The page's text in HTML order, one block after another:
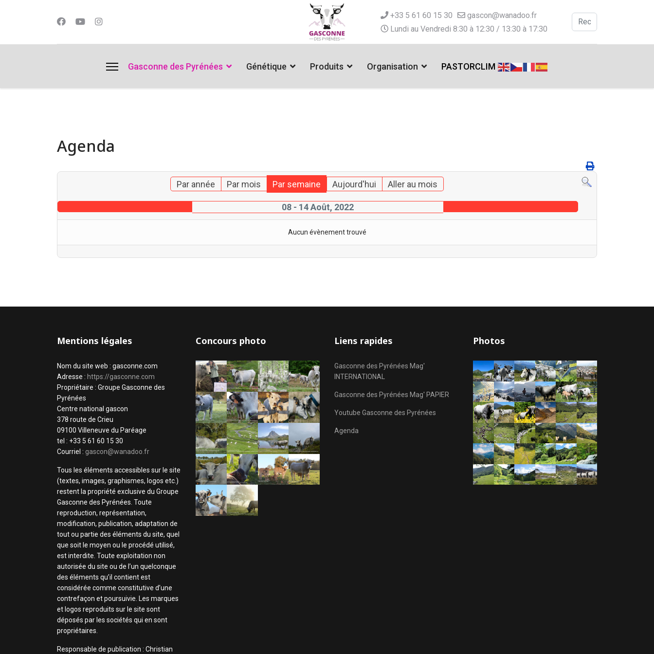
+33 5 61 60 15 30
gascon@wanadoo.fr
Lundi au Vendredi 8:30 à 12:30 / 13:30 à 17:30
Valider
Gasconne des Pyrénées Génétique Produits Organisation PASTORCLIM
Agenda
Par année Par mois Par semaine Aujourd'hui Aller au mois
08 - 14 Août, 2022
Aucun évènement trouvé
Mentions légales
Nom du site web : gasconne.com
Adresse : https://gasconne.com
Propriétaire : Groupe Gasconne des
Pyrénées
Centre national gascon
378 route de Crieu
09100 Villeneuve du Paréage
tel : +33 5 61 60 15 30
Courriel : gascon@wanadoo.fr
Tous les éléments accessibles sur le site
(textes, images, graphismes, logos etc.)
restent la propriété exclusive du Groupe
Gasconne des Pyrénées. Toute
reproduction, représentation,
modification, publication, adaptation de
tout ou partie des éléments du site, quel
que soit le moyen ou le procédé utilisé,
est interdite. Toute exploitation non
autorisée du site ou de l’un quelconque
des éléments qu’il contient est
considérée comme constitutive d’une
contrefaçon et poursuivie. Les marques
et logos reproduits sur le site sont
déposés par les sociétés qui en sont
propriétaires.
Responsable de publication : Christian
Concours photo Liens rapides
Gasconne des Pyrénées Mag'
INTERNATIONAL
Gasconne des Pyrénées Mag' PAPIER
Youtube Gasconne des Pyrénées
Agenda
Photos